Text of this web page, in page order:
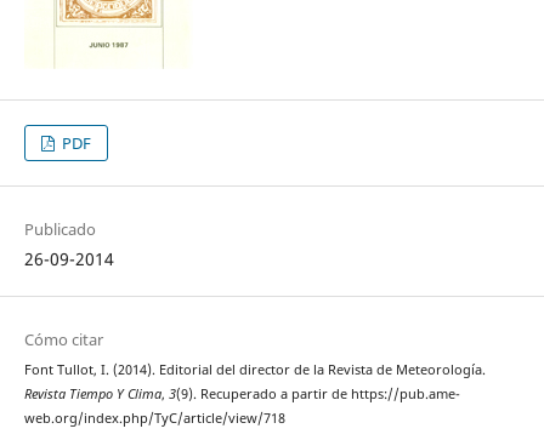
PDF
Publicado
26-09-2014
Cómo citar
Font Tullot, I. (2014). Editorial del director de la Revista de Meteorología.
Revista Tiempo Y Clima, 3(9). Recuperado a partir de https://pub.ame-
web.org/index.php/TyC/article/view/718